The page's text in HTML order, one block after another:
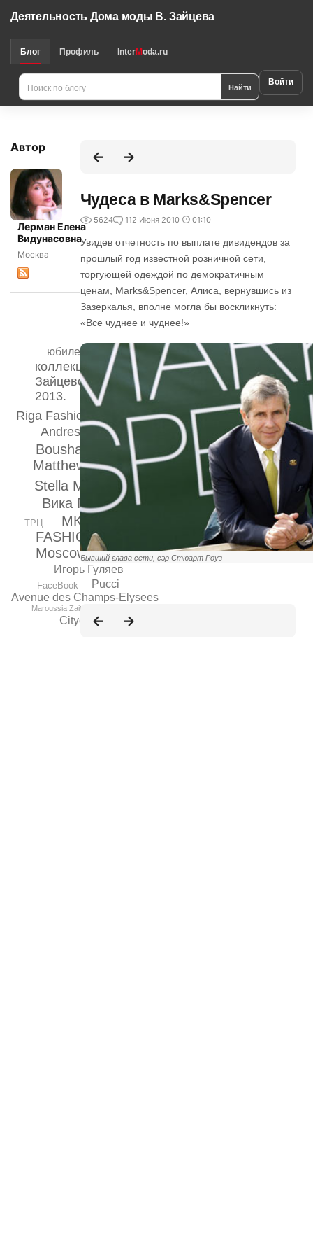
Деятельность Дома моды В. Зайцева
Блог Профиль InterModa.ru
Найти Войти
Автор
Лерман Елена
Видунасовна
Москва
Stella McCartney
Вика Газинская
Matthew Williamson
Boushara Jarrar
МКС
FASHION HOUSE
Moscow
Andressen Horowitz
Riga Fashion Week
коллекция Маруси
Зайцевой весна-лето
2013.
Игорь Гуляев
Pucci
Avenue des Champs-Elysees
Citycelebrity.ru
юбилей Зайцева
ТРЦ
FaceBook
Maroussia Zaitseva
Чудеса в Marks&Spencer
5624 112 Июня 2010 01:10
Увидев отчетность по выплате дивидендов за
прошлый год известной розничной сети,
торгующей одеждой по демократичным
ценам, Marks&Spencer, Алиса, вернувшись из
Зазеркалья, вполне могла бы воскликнуть:
«Все чуднее и чуднее!»
Бывший глава сети, сэр Стюарт Роуз